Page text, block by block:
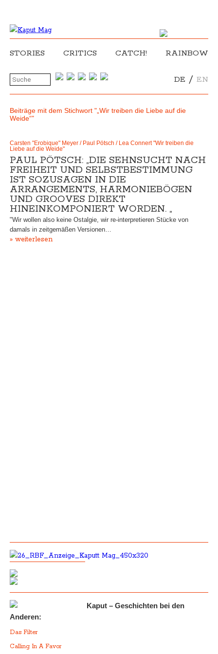
STORIES CRITICS CATCH! RAINBOW
DE / EN
Beiträge mit dem Stichwort "„Wir treiben die Liebe auf die
Weide“"
Carsten "Erobique" Meyer / Paul Pötsch / Lea Connert "Wir treiben die
Liebe auf die Weide"
PAUL PÖTSCH: „DIE SEHNSUCHT NACH
FREIHEIT UND SELBSTBESTIMMUNG
IST SOZUSAGEN IN DIE
ARRANGEMENTS, HARMONIEBÖGEN
UND GROOVES DIREKT
HINEINKOMPONIERT WORDEN. „
"Wir wollen also keine Ostalgie, wir re-interpretieren Stücke von
damals in zeitgemäßen Versionen…
» weiterlesen
Kaput – Geschichten bei den
Anderen:
Das Filter
Calling In A Favor